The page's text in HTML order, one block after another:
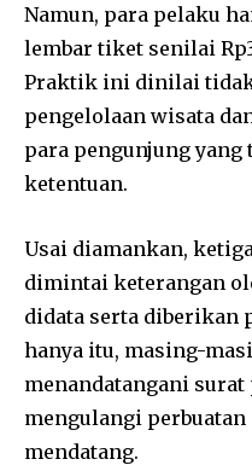
Namun, para pelaku
lembar tiket senilai
Praktik ini dinilai tidak
pengelolaan wisata
para pengunjung yang
ketentuan.
Usai diamankan,
dimintai keterangan
didata serta diberikan
hanya itu, masing-
menandatangani
mengulangi perbuatan
mendatang.